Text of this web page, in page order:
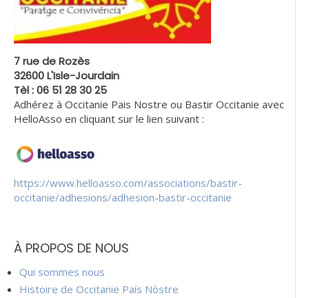
7 rue de Rozès
32600 L'Isle-Jourdain
Tèl : 06 51 28 30 25
Adhérez à Occitanie Pais Nostre ou Bastir Occitanie avec
HelloAsso en cliquant sur le lien suivant :
https://www.helloasso.com/associations/bastir-
occitanie/adhesions/adhesion-bastir-occitanie
À PROPOS DE NOUS
Qui sommes nous
Histoire de Occitanie País Nòstre